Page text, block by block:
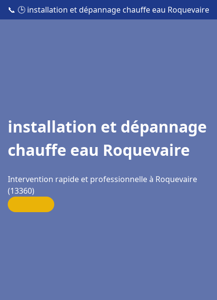
📞 🕒 installation et dépannage chauffe eau Roquevaire
installation et dépannage
chauffe eau Roquevaire
Intervention rapide et professionnelle à Roquevaire
(13360)